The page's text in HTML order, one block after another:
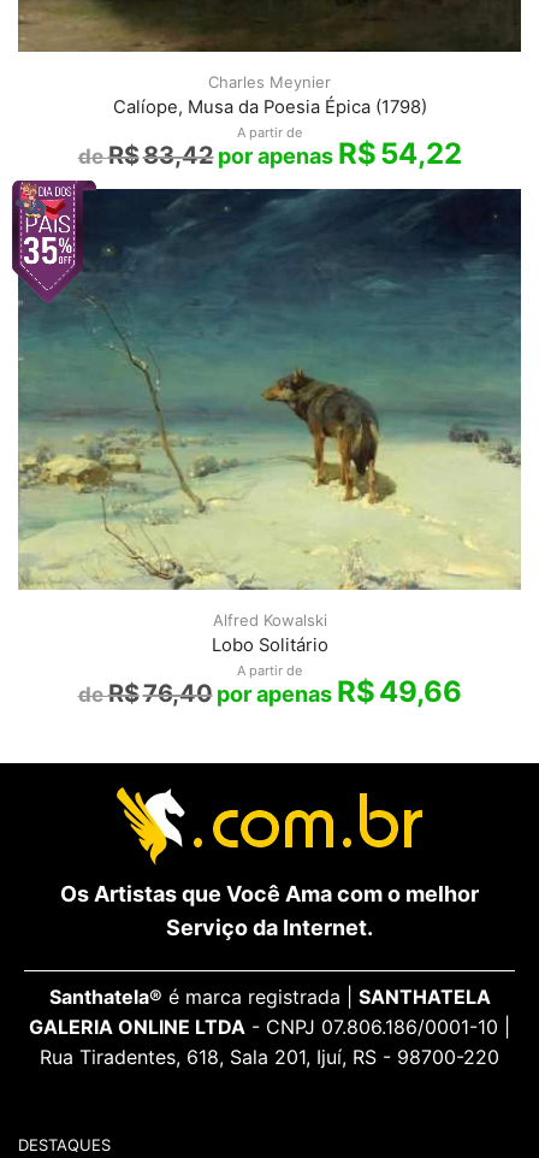
Charles Meynier
Calíope, Musa da Poesia Épica (1798)
A partir de
R$83,42 R$54,22
Alfred Kowalski
Lobo Solitário
A partir de
R$76,40 R$49,66
Os Artistas que Você Ama com o melhor
Serviço da Internet.
Santhatela® é marca registrada | SANTHATELA
GALERIA ONLINE LTDA - CNPJ 07.806.186/0001-10 |
Rua Tiradentes, 618, Sala 201, Ijuí, RS - 98700-220
DESTAQUES